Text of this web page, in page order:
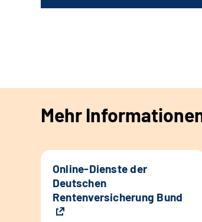
Mehr
Online-Dienste der
Deutschen
Rentenversicherung Bund